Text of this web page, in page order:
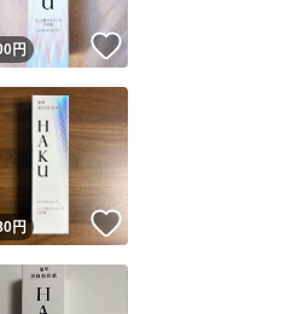
ユーザーの実績について
を満たしたユーザーにバッジを付
！
円 いいね！
！
円